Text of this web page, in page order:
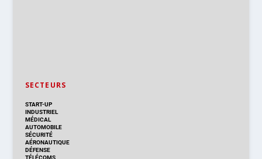
SECTEURS
START-UP
INDUSTRIEL
MÉDICAL
AUTOMOBILE
SÉCURITÉ
AÉRONAUTIQUE
DÉFENSE
TÉLÉCOMS